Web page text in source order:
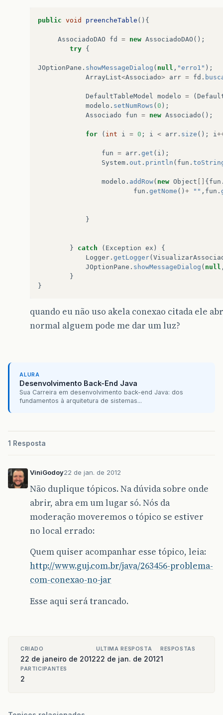
public void preencheTable (){
AssociadoDAO fd = new AssociadoDAO ();
try {
JOptionPane . showMessageDialog ( null , "erro1" );
ArrayList<Associado> arr = fd .
DefaultTableModel modelo = (
modelo . setNumRows ( 0 );
Associado
fun = new Associado ();
for ( int i = 0 ; i < arr . size (); i
fun = arr . get ( i );
System . out . println ( fun .
modelo . addRow( new Object { fun
fun . getNome () + "" , fun .
}
} catch ( Exception ex )
{
Logger . getLogger(
JOptionPane . showMessageDialog ( null
}
}
quando eu não uso akela conexao citada ele
normal alguem pode me dar um luz?
ALURA
Desenvolvimento Back-End Java
Sua Carreira em desenvolvimento back-end Java: dos
fundamentos à arquitetura de sistemas...
1 Resposta
ViniGodoy22 de jan. de 2012
Não duplique tópicos. Na dúvida sobre onde
abrir, abra em um lugar só. Nós da
moderação moveremos o tópico se estiver
no local errado:
Quem quiser acompanhar esse tópico, leia:
http://www.guj.com.br/java/263456-problema-
com-conexao-no-jar
Esse aqui será trancado.
CRIADO
22 de janeiro de 2012
ULTIMA RESPOSTA
22 de jan. de 2012
RESPOSTAS
1
PARTICIPANTES
2